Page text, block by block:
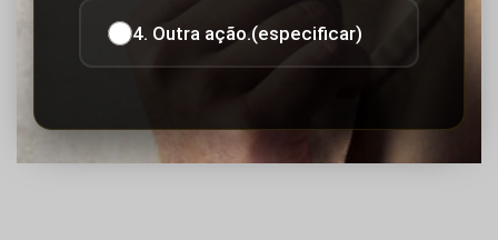
4. Outra ação.(especificar)